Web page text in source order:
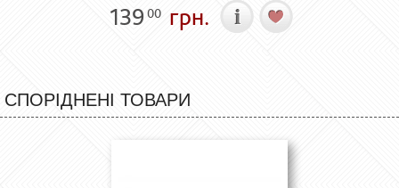
139 00 грн.
СПОРІДНЕНІ ТОВАРИ